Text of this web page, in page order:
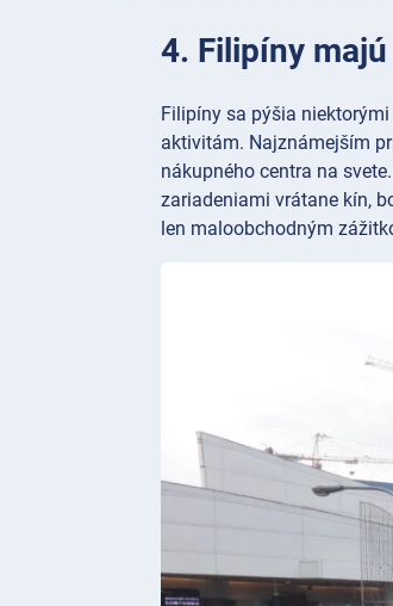
4. Filipíny
Filipíny sa pýšia
aktivitám. Najznámejším
nákupného centra na
zariadeniami vrátane kín,
len maloobchodným